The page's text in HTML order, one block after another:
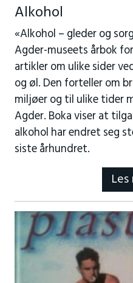
Alkohol
«Alkohol – gleder og
Agder-museets årbok
artikler om ulike sider
og øl. Den forteller om
miljøer og til ulike tider
Agder. Boka viser at
alkohol har endret seg
siste århundret.